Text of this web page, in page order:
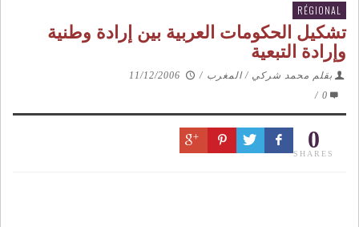
RÉGIONAL
تشكيل الحكومات العربية بين إرادة وطنية
وإرادة التبعية
بقلم محمد شركي / المغرب /
11/12/2006
0
/
0
SHARES